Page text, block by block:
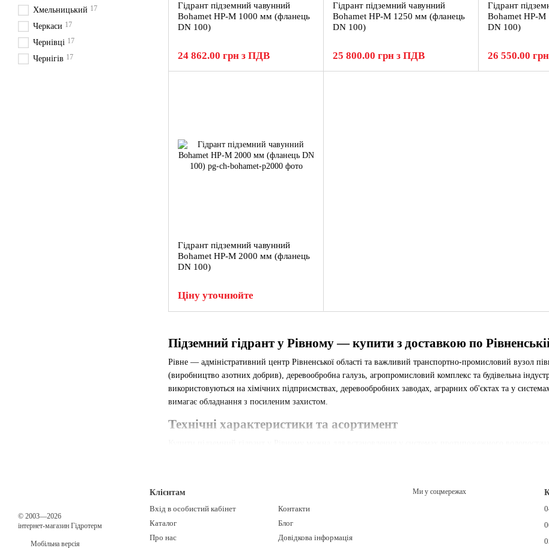
Підземний гідрант у Рівному — купити з доставкою по
Рівне — адміністративний центр Рівненської області та важливий транспортно-промисловий вузол
(виробництво азотних добрив), деревообробна галузь, агропромисловий комплекс та будівельна
використовуються на хімічних підприємствах, деревообробних заводах, аграрних об'єктах та у
вимагає обладнання з посиленим захистом.
Технічні характеристики та асортимент
Переваги для рівненських об'єктів
Гідранти успішно експлуатуються на хімічних підприємствах, деревообробних заводах та
метал від руйнування навіть в кислотних поліських ґрунтах.
Сертифікація та стандарти
Гідрант підземний чавунний
Bohamet HP-M 1000 мм (фланець
DN 100)
24 862.00 грн з ПДВ
Гідрант підземний чавунний
Bohamet HP-M 1250 мм (фланець
DN 100)
25 800.00 грн з ПДВ
Гідрант
Bohamet HP-
DN 100)
26 550.00
Гідрант підземний чавунний
Bohamet HP-M 2000 мм (фланець
DN 100)
Ціну уточнюйте
Хмельницький 17
Черкаси 17
Чернівці 17
Чернігів 17
© 2003—2026
інтернет-магазин Гідротерм
Мобільна версія
Клієнтам
Вхід в особистий кабінет
Каталог
Про нас
Контакти
Блог
Довідкова інформація
Ми у соцмережах